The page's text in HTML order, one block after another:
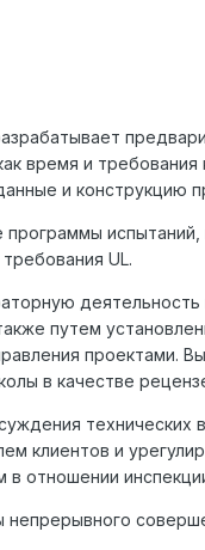
время и
и конструкцию
UL.
деятельность
путем
проектами.
в качестве
технических
клиентов и
отношении